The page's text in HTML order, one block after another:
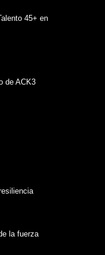
45+ en
de ACK3
la fuerza